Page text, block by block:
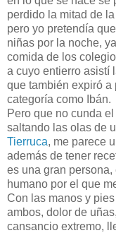
perdido la mitad de
pero yo pretendía
niñas por la noche,
comida de los
a cuyo entierro asistí
que también expiró a
categoría como Ibán.
Pero que no cunda
saltando las olas de
Tierruca, me parece
además de tener
es una gran
humano por el que
Con las manos y
ambos, dolor de
cansancio extremo,